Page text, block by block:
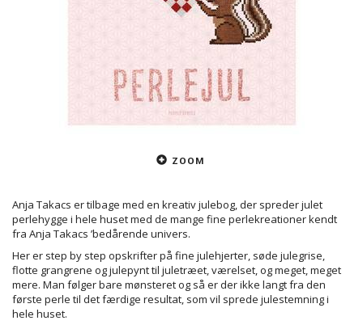
ZOOM
Anja Takacs er tilbage med en kreativ julebog, der spreder julet
perlehygge i hele huset med de mange fine perlekreationer kendt
fra Anja Takacs ’bedårende univers.
Her er step by step opskrifter på fine julehjerter, søde julegrise,
flotte grangrene og julepynt til juletræet, værelset, og meget, meget
mere. Man følger bare mønsteret og så er der ikke langt fra den
første perle til det færdige resultat, som vil sprede julestemning i
hele huset.